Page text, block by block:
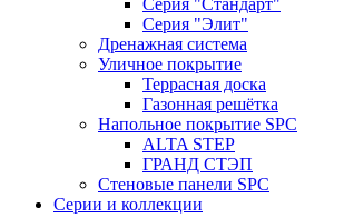
Серия "Стандарт"
Серия "Элит"
Дренажная система
Уличное покрытие
Террасная доска
Газонная решётка
Напольное покрытие SPC
ALTA STEP
ГРАНД СТЭП
Стеновые панели SPC
Серии и коллекции